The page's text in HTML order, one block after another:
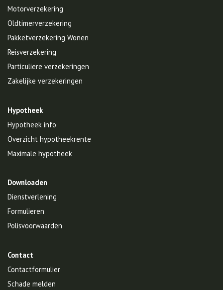
Motorverzekering
Oldtimerverzekering
Pakketverzekering Wonen
Reisverzekering
Particuliere verzekeringen
Zakelijke verzekeringen
Hypotheek
Hypotheek info
Overzicht hypotheekrente
Maximale hypotheek
Downloaden
Dienstverlening
Formulieren
Polisvoorwaarden
Contact
Contactformulier
Schade melden